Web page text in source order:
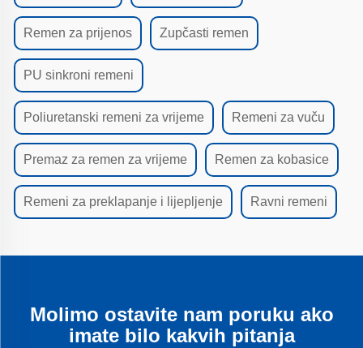
Remen za prijenos Zupčasti remen
PU sinkroni remeni
Poliuretanski remeni za vrijeme Remeni za vuču
Premaz za remen za vrijeme Remen za kobasice
Remeni za preklapanje i lijepljenje Ravni remeni
Molimo ostavite nam poruku ako
imate bilo kakvih pitanja